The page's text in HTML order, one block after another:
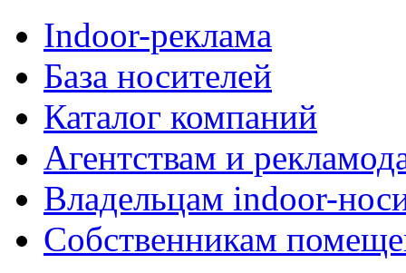
Indoor-реклама
База носителей
Каталог компаний
Агентствам и
Владельцам indoor-
Собственникам